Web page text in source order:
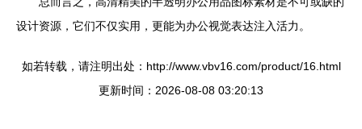
设计资源，它们不仅实用，更能为办公视觉表达注入活力。
如若转载，请注明出处：http://www.vbv16.com/product/16.html
更新时间：2026-08-08 03:20:13